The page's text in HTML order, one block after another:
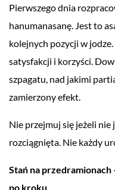
Pierwszego dnia
hanumanasanę. Jest to
kolejnych pozycji w
satysfakcji i korzyści.
szpagatu, nad jakimi
zamierzony efekt.
Nie przejmuj się jeżeli
rozciągnięta. Nie każdy
Stań na
po kroku